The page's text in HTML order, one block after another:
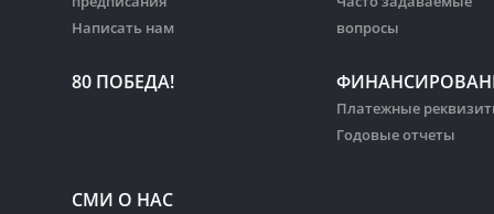
Написать нам
80 ПОБЕДА!
вопросы
Платежные
Годовые отчеты
СМИ О НАС